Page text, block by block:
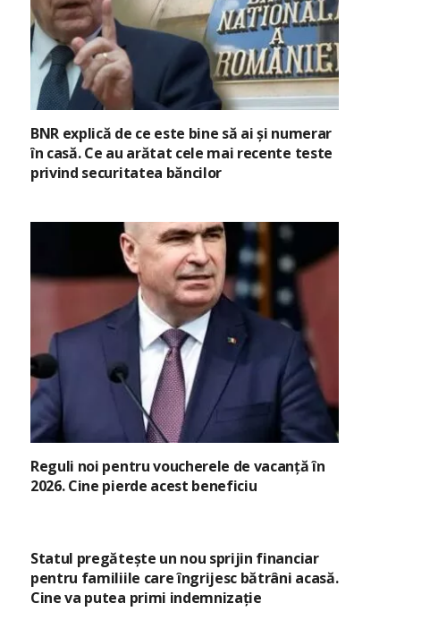
BNR explică de ce este bine să ai și numerar
în casă. Ce au arătat cele mai recente teste
privind securitatea băncilor
Reguli noi pentru voucherele de vacanță în
2026. Cine pierde acest beneficiu
Statul pregătește un nou sprijin financiar
pentru familiile care îngrijesc bătrâni acasă.
Cine va putea primi indemnizație